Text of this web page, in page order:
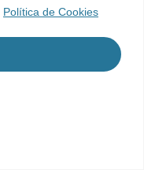
Política de Cookies